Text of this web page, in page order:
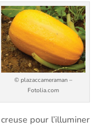
© plazaccameraman –
Fotolia.com
pour l’illuminer